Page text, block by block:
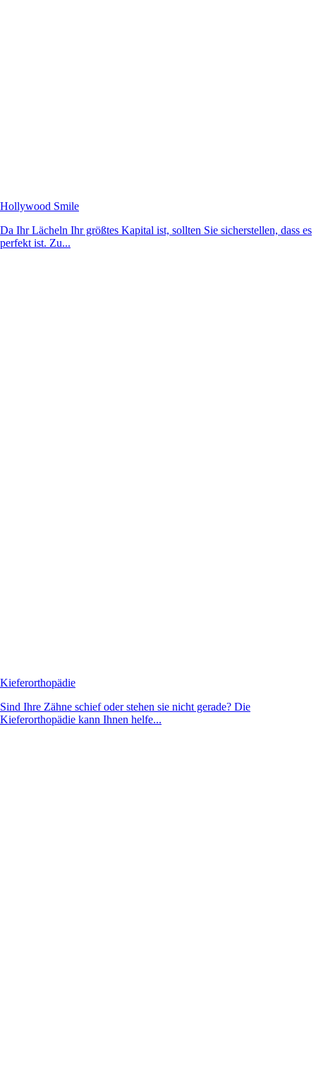
Hollywood Smile
Da Ihr Lächeln Ihr größtes Kapital ist, sollten Sie sicherstellen, dass es
perfekt ist. Zu...
Kieferorthopädie
Sind Ihre Zähne schief oder stehen sie nicht gerade? Die
Kieferorthopädie kann Ihnen helfe...